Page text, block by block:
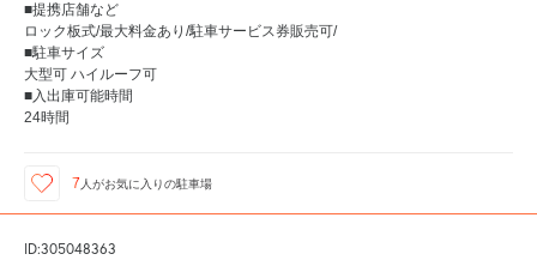
■提携店舗など
ロック板式/最大料金あり/駐車サービス券販売可/
■駐車サイズ
大型可 ハイルーフ可
■入出庫可能時間
24時間
7 人がお気に入りの駐車場
ID:305048363